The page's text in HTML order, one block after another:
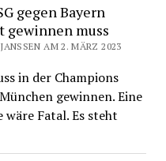
gegen Bayern
gewinnen muss
AM 2. MÄRZ 2023
in der Champions
gewinnen. Eine
Fatal. Es steht